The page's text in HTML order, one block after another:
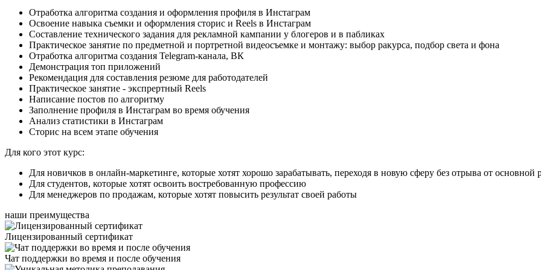
Отработка алгоритма создания и оформления профиля в Инстаграм
Освоение навыка съемки и оформления сторис и Reels в Инстаграм
Составление технического задания для рекламной кампании у блогеров и в пабликах
Практическое занятие по предметной и портретной видеосъемке и монтажу: выбор ракурса, подбор света и фона
Отработка алгоритма создания Telegram-канала, ВК
Демонстрация топ приложений
Рекомендация для составления резюме для работодателей
Практическое занятие - экспрертный Reels
Написание постов по алгоритму
Заполнение профиля в Инстаграм во время обучения
Анализ статистики в Инстаграм
Сторис на всем этапе обучения
Для кого этот курс:
Для новичков в онлайн-маркетинге, которые хотят хорошо зарабатывать, переходя в новую сферу без отрыва от основной
Для студентов, которые хотят освоить востребованную профессию
Для менеджеров по продажам, которые хотят повысить результат своей работы
наши преимущества
Лицензированный сертификат
Чат поддержки во время и после обучения